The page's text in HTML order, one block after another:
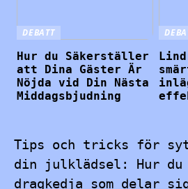
DEBATT
Hur du Säkerställer
att Dina Gäster Är
Nöjda vid Din Nästa
Middagsbjudning
Tips och tricks för
din julklädsel: Hur du
dragkedja som delar